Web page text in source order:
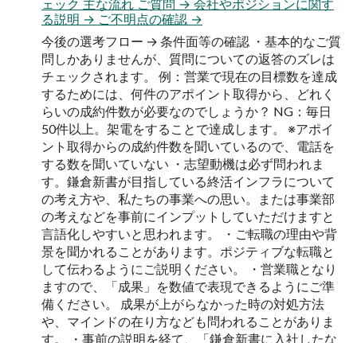
る説明 → ご不明点の確認 →
今後の選考フロー → 条件面等の確認 ・基本的なご質
問しかありませんが、質問についての返答のズレは
チェックされます。 例：営業で現在の目標数を達成
するためには、何件のアポイント取得から、どれく
らいの成約件数が必要なのでしょうか？ NG：毎日
50件以上。架電をすることで達成します。 ※アポイ
ント取得からの成約件数を聞いているので、電話を
する数を聞いていない ・志望動機は必ず問われま
す。鎌倉新書が目指している終活インフラについて
の考え方や、私たちの事業への思い。または事業部
の考えなどを事前にインプットしていただけますと
言語化しやすいと思われます。 ・ご転職の理由や背
景を聞かれることがあります。ポジティブな転職と
して伝わるようにご説明ください。 ・営業職となり
ますので、「成果」を数値で表現できるようにご準
備ください。 成果が上がらなかった時の対処方法
や、マインドの在り方なども問われることがありま
す。 ・事前の説明を経て、「鎌倉新書に入社したな